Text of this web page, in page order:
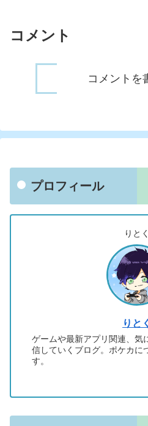
コメント
コメントを
プロフィール
りとく
りとく
ゲームや最新アプリ関連、気
信していくブログ。ポケカに
す。